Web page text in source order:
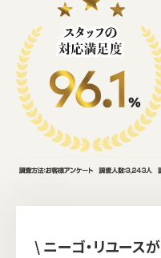
\ ニーゴ・リユースが